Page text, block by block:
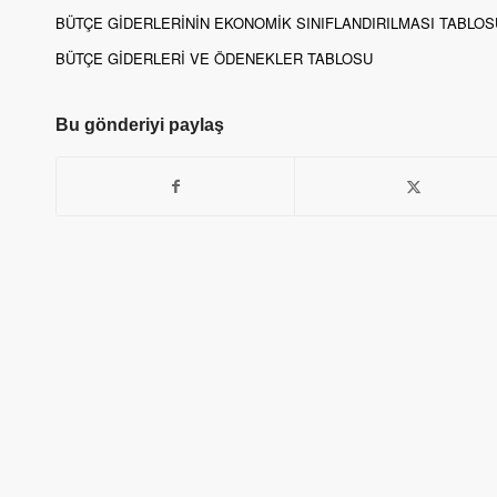
BÜTÇE GİDERLERİNİN EKONOMİK SINIFLANDIRILMASI
BÜTÇE GİDERLERİ VE ÖDENEKLER TABLOSU
Bu gönderiyi paylaş